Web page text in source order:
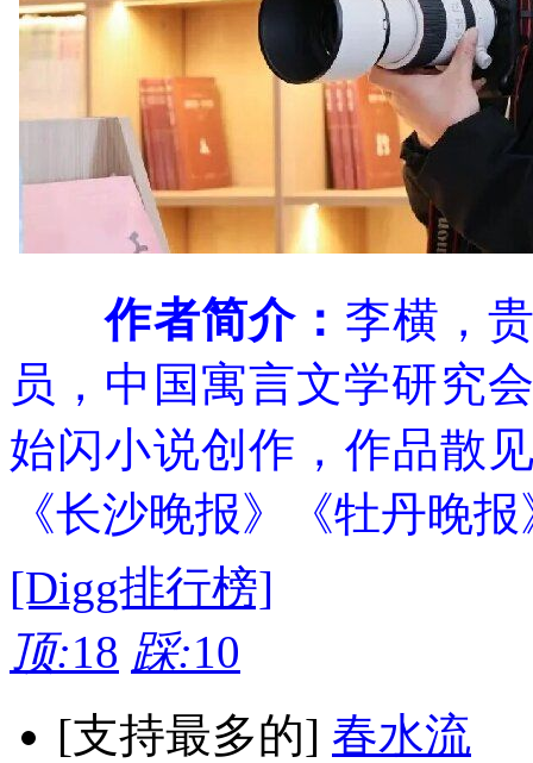
作者简介： 李横，
员，中国寓言文学研究
始闪小说创作，作品散
《长沙晚报》《牡丹晚
[Digg排行榜]
顶:18 踩:10
[支持最多的] 春水流